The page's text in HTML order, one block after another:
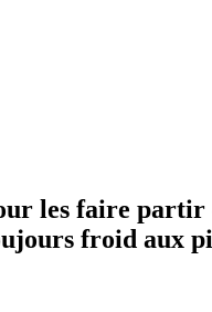
les faire
froid aux